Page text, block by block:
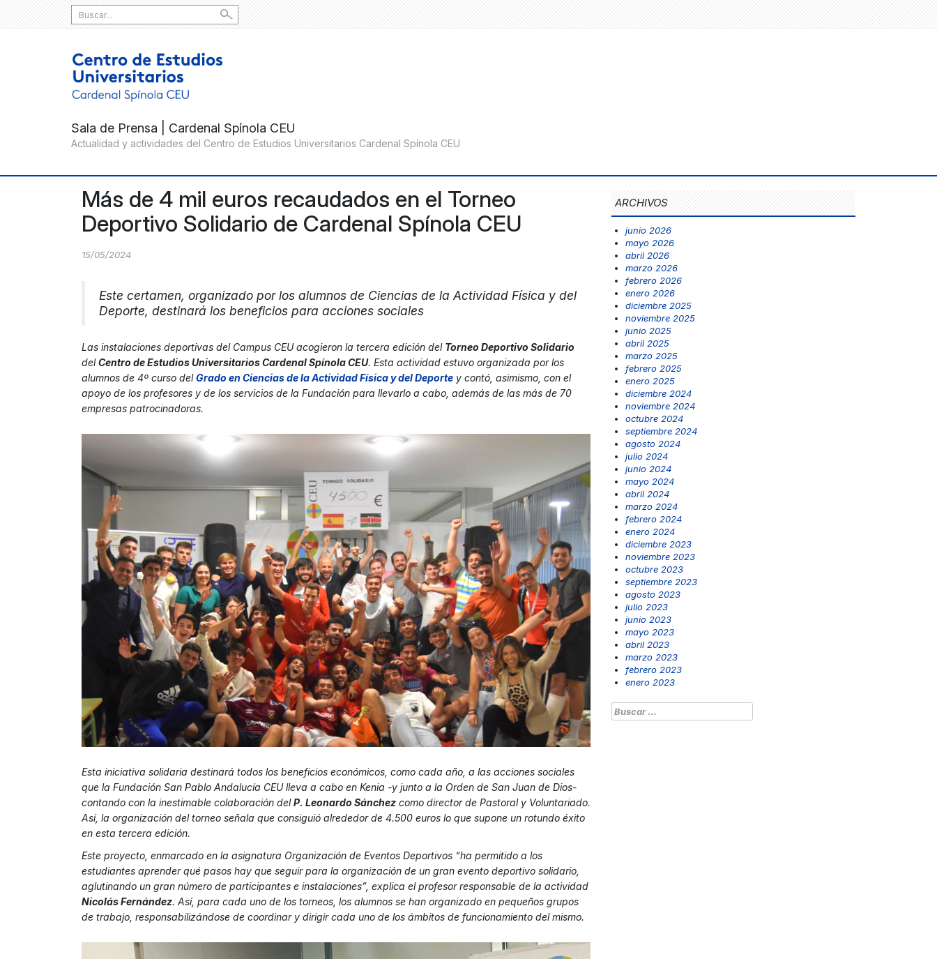
Search
for:
Más de 4 mil euros recaudados en el Torneo
Deportivo Solidario de Cardenal Spínola CEU
15/05/2024
Este certamen, organizado por los alumnos de Ciencias de la Actividad Física y del
Deporte, destinará los beneficios para acciones sociales
Las instalaciones deportivas del Campus CEU acogieron la tercera edición del Torneo Deportivo Solidario
delCentro de Estudios Universitarios Cardenal Spínola CEU. Esta actividad estuvo organizada por los
alumnos de 4º curso delGrado en Ciencias de la Actividad Física y del Deporte y contó, asimismo, con el
apoyo de los profesores y de los servicios de la Fundación para llevarlo a cabo, además de las más de 70
empresas patrocinadoras.
Esta iniciativa solidaria destinará todos los beneficios económicos, como cada año, a las acciones sociales
que la Fundación San Pablo Andalucía CEU lleva a cabo en Kenia -y junto a la Orden de San Juan de Dios-
contando con la inestimable colaboración delP. Leonardo Sánchez como director de Pastoral y Voluntariado.
Así, la organización del torneo señala que consiguió alrededor de 4.500 euros lo que supone un rotundo éxito
en esta tercera edición.
Este proyecto, enmarcado en la asignatura Organización de Eventos Deportivos “ha permitido a los
estudiantes aprender qué pasos hay que seguir para la organización de un gran evento deportivo solidario,
aglutinando un gran número de participantes e instalaciones”, explica el profesor responsable de la actividad
Nicolás Fernández. Así, para cada uno de los torneos, los alumnos se han organizado en pequeños grupos
de trabajo, responsabilizándose de coordinar y dirigir cada uno de los ámbitos de funcionamiento del mismo.
ARCHIVOS
junio 2026
mayo 2026
abril 2026
marzo 2026
febrero 2026
enero 2026
diciembre 2025
noviembre 2025
junio 2025
abril 2025
marzo 2025
febrero 2025
enero 2025
diciembre 2024
noviembre 2024
octubre 2024
septiembre 2024
agosto 2024
julio 2024
junio 2024
mayo 2024
abril 2024
marzo 2024
febrero 2024
enero 2024
diciembre 2023
noviembre 2023
octubre 2023
septiembre 2023
agosto 2023
julio 2023
junio 2023
mayo 2023
abril 2023
marzo 2023
febrero 2023
enero 2023
Buscar: